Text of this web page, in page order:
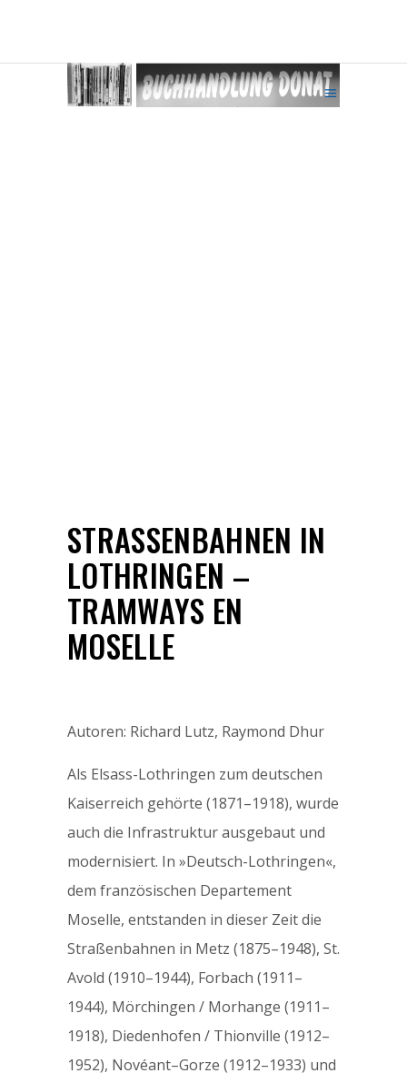
STRASSENBAHNEN IN L
OTHRINGEN – T
RAMWAYS EN M
OSELLE
Autoren: Richard Lutz, Raymond Dhur
Als Elsass-Lothringen zum deutschen
Kaiserreich gehörte (1871–1918), wurde
auch die Infrastruktur ausgebaut und
modernisiert. In »Deutsch-Lothringen«,
dem französischen Departement
Moselle, entstanden in dieser Zeit die
Straßenbahnen in Metz (1875–1948), St.
Avold (1910–1944), Forbach (1911–
1944), Mörchingen / Morhange (1911–
1918), Diedenhofen / Thionville (1912–
1952), Novéant–Gorze (1912–1933) und